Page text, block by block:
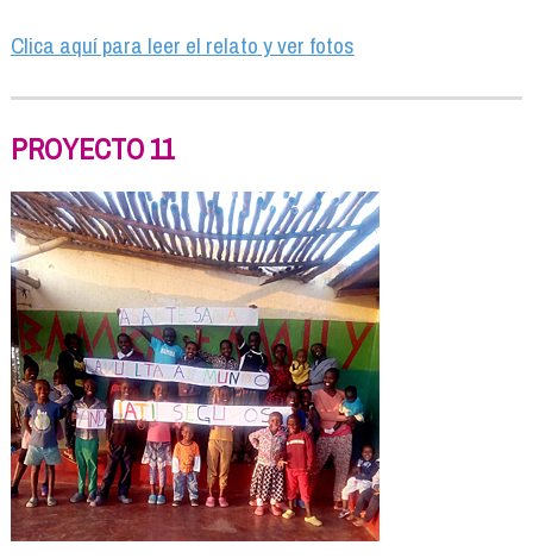
Clica aquí para leer el relato y ver fotos
PROYECTO 11